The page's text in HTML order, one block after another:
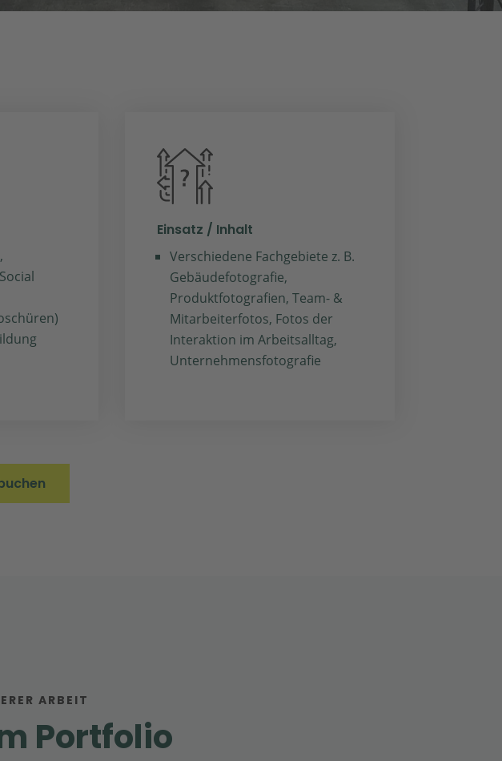
Einsatz / Inhalt
Verschiedene Fachgebiete z. B.
Gebäudefotografie,
Produktfotografien, Team- &
Mitarbeiterfotos, Fotos der
Interaktion im Arbeitsalltag,
Unternehmensfotografie
ARBEIT
Portfolio